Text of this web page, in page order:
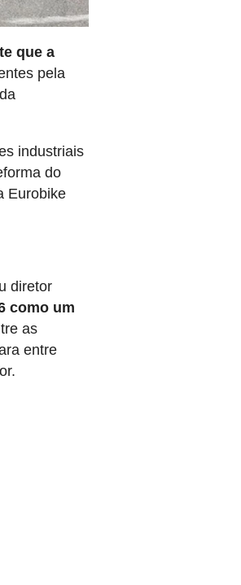
que a
pela
industriais
do
Eurobike
diretor
como um
as
entre